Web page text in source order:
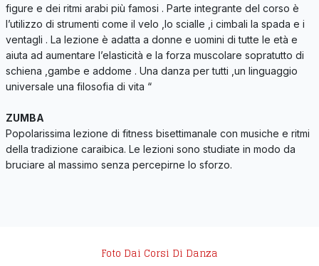
figure e dei ritmi arabi più famosi . Parte integrante del corso è
l’utilizzo di strumenti come il velo ,lo scialle ,i cimbali la spada e i
ventagli . La lezione è adatta a donne e uomini di tutte le età e
aiuta ad aumentare l’elasticità e la forza muscolare sopratutto di
schiena ,gambe e addome . Una danza per tutti ,un linguaggio
universale una filosofia di vita “
ZUMBA
Popolarissima lezione di fitness bisettimanale con musiche e ritmi
della tradizione caraibica. Le lezioni sono studiate in modo da
bruciare al massimo senza percepirne lo sforzo.
Foto Dai Corsi Di Danza